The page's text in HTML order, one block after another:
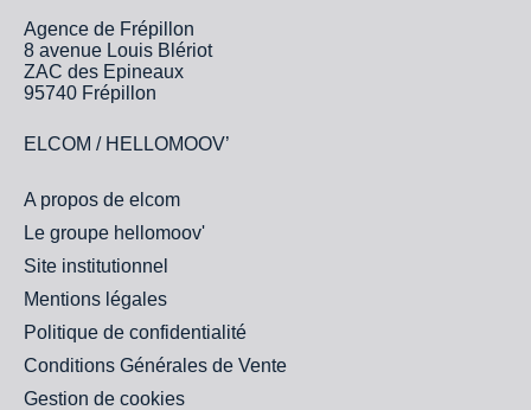
Agence de Frépillon
8 avenue Louis Blériot
ZAC des Epineaux
95740 Frépillon
ELCOM / HELLOMOOV’
A propos de elcom
Le groupe hellomoov'
Site institutionnel
Mentions légales
Politique de confidentialité
Conditions Générales de Vente
Gestion de cookies